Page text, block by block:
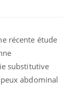
récente étude
substitutive
abdominal